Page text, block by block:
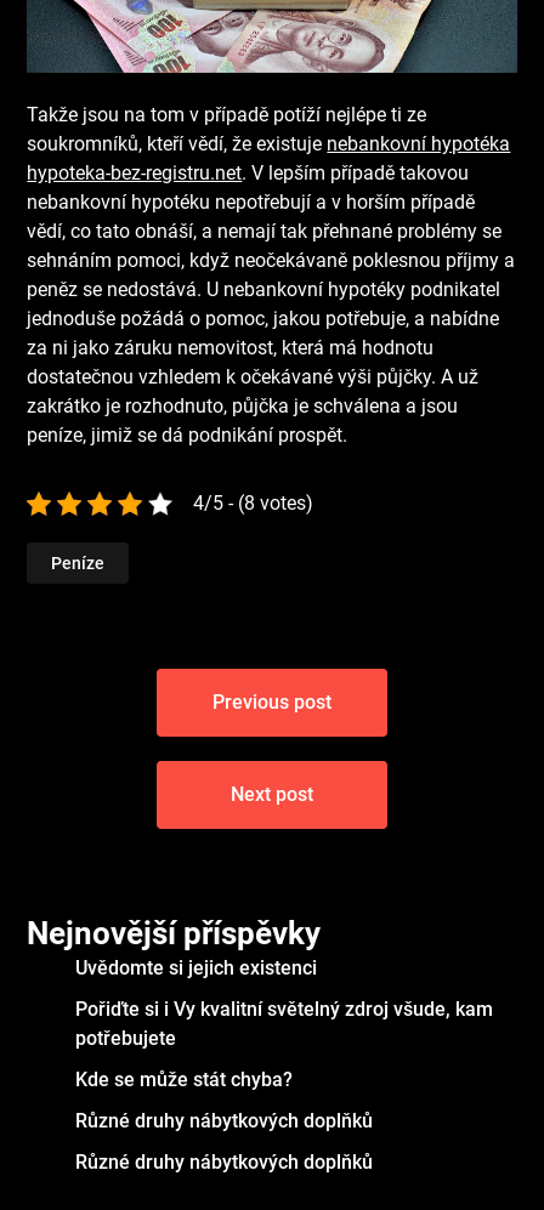
Takže jsou na tom v případě potíží nejlépe ti ze
soukromníků, kteří vědí, že existuje nebankovní hypotéka
hypoteka-bez-registru.net. V lepším případě takovou
nebankovní hypotéku nepotřebují a v horším případě
vědí, co tato obnáší, a nemají tak přehnané problémy se
sehnáním pomoci, když neočekávaně poklesnou příjmy a
peněz se nedostává. U nebankovní hypotéky podnikatel
jednoduše požádá o pomoc, jakou potřebuje, a nabídne
za ni jako záruku nemovitost, která má hodnotu
dostatečnou vzhledem k očekávané výši půjčky. A už
zakrátko je rozhodnuto, půjčka je schválena a jsou
peníze, jimiž se dá podnikání prospět.
4/5 - (8 votes)
Peníze
Navigace
příspěvek
Previous post
Next post
Nejnovější příspěvky
Uvědomte si jejich existenci
Pořiďte si i Vy kvalitní světelný zdroj všude, kam
potřebujete
Kde se může stát chyba?
Různé druhy nábytkových doplňků
Různé druhy nábytkových doplňků